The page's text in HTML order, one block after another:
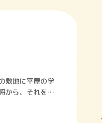
敷地に平屋の学
から、それを取